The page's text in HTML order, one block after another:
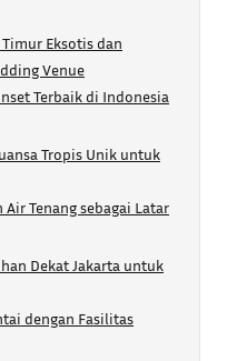
Eksotis dan
Venue
Terbaik di Indonesia
Tropis Unik untuk
Tenang sebagai Latar
Dekat Jakarta untuk
dengan Fasilitas